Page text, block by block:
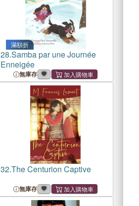
滿額折
28.Samba par une Journée
Enneigée
無庫存
32.The Centurion Captive
無庫存